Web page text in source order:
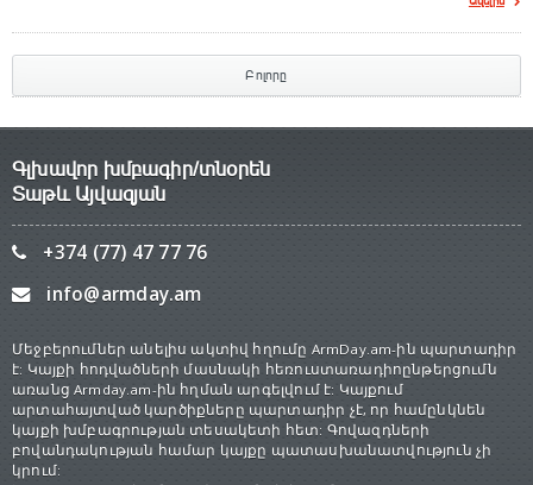
Բոլորը
Գլխավոր խմբագիր/տնօրեն
Տաթև Այվազյան
+374 (77) 47 77 76
info@armday.am
Մեջբերումներ անելիս ակտիվ հղումը ArmDay.am-ին պարտադիր
է: Կայքի հոդվածների մասնակի հեռուստառադիոընթերցումն
առանց Armday.am-ին հղման արգելվում է: Կայքում
արտահայտված կարծիքները պարտադիր չէ, որ համընկնեն
կայքի խմբագրության տեսակետի հետ: Գովազդների
բովանդակության համար կայքը պատասխանատվություն չի
կրում: